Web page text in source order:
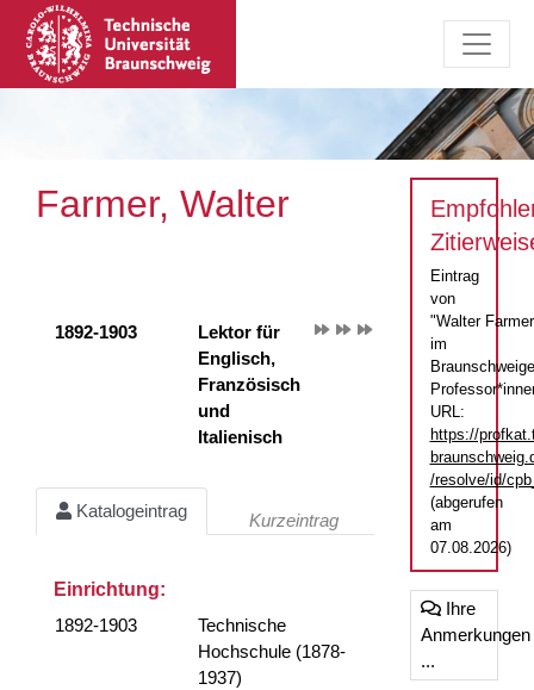
Farmer, Walter
1892-1903
Lektor für
Englisch,
Französisch
und
Italienisch
Katalogeintrag Kurzeintrag
Einrichtung:
1892-1903
Technische
Hochschule (1878-
1937)
Eintrag
von
"Walter
im
URL:
https://
/resolve/id/
(abgerufen
am
07.08.2026)
Ihre
Anmerkungen
...